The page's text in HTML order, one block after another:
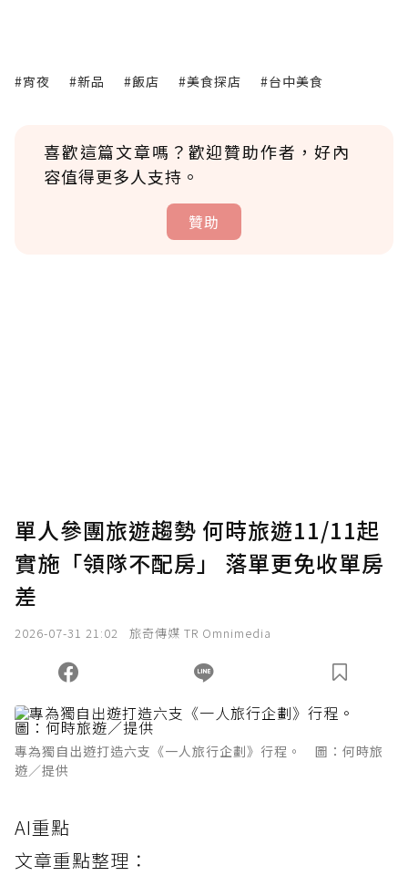
#宵夜 #新品 #飯店 #美食探店 #台中美食
喜歡這篇文章嗎？歡迎贊助作者，好內
容值得更多人支持。
贊助
確認送出
您當前剩餘 U 利點數：0點；前往 購買點數
單人參團旅遊趨勢 何時旅遊11/11起
實施「領隊不配房」 落單更免收單房
差
2026-07-31 21:02 旅奇傳媒 TR Omnimedia
專為獨自出遊打造六支《一人旅行企劃》行程。 圖：何時旅
遊／提供
AI重點
文章重點整理：